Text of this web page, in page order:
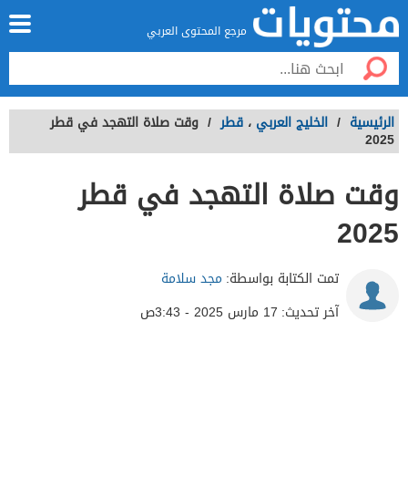
مرجع المحتوى العربي
الرئيسية / الخليج العربي ، قطر / وقت صلاة التهجد في قطر
2025
وقت صلاة التهجد في قطر
2025
تمت الكتابة بواسطة: مجد سلامة
آخر تحديث: 17 مارس 2025 - 3:43ص